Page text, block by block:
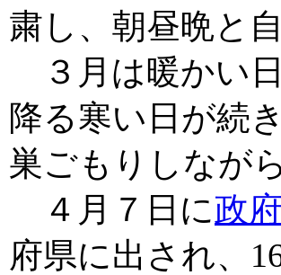
粛し、朝昼晩と
３月は暖かい
降る寒い日が続
巣ごもりしなが
４月７日に政
府県に出され、